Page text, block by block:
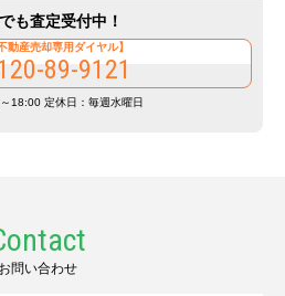
も査定受付中！
動産売却専用ダイヤル】
89-9121
18:00 定休日：毎週水曜日
お問い合わせ